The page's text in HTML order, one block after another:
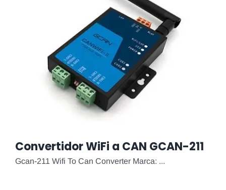
Convertidor WiFi a CAN GCAN-211
Gcan-211 Wifi To Can Converter Marca: ...